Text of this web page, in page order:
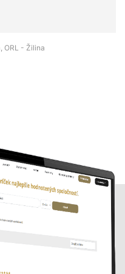
ORL - Žilina